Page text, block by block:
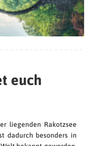
euch
liegenden Rakotzsee
dadurch besonders in